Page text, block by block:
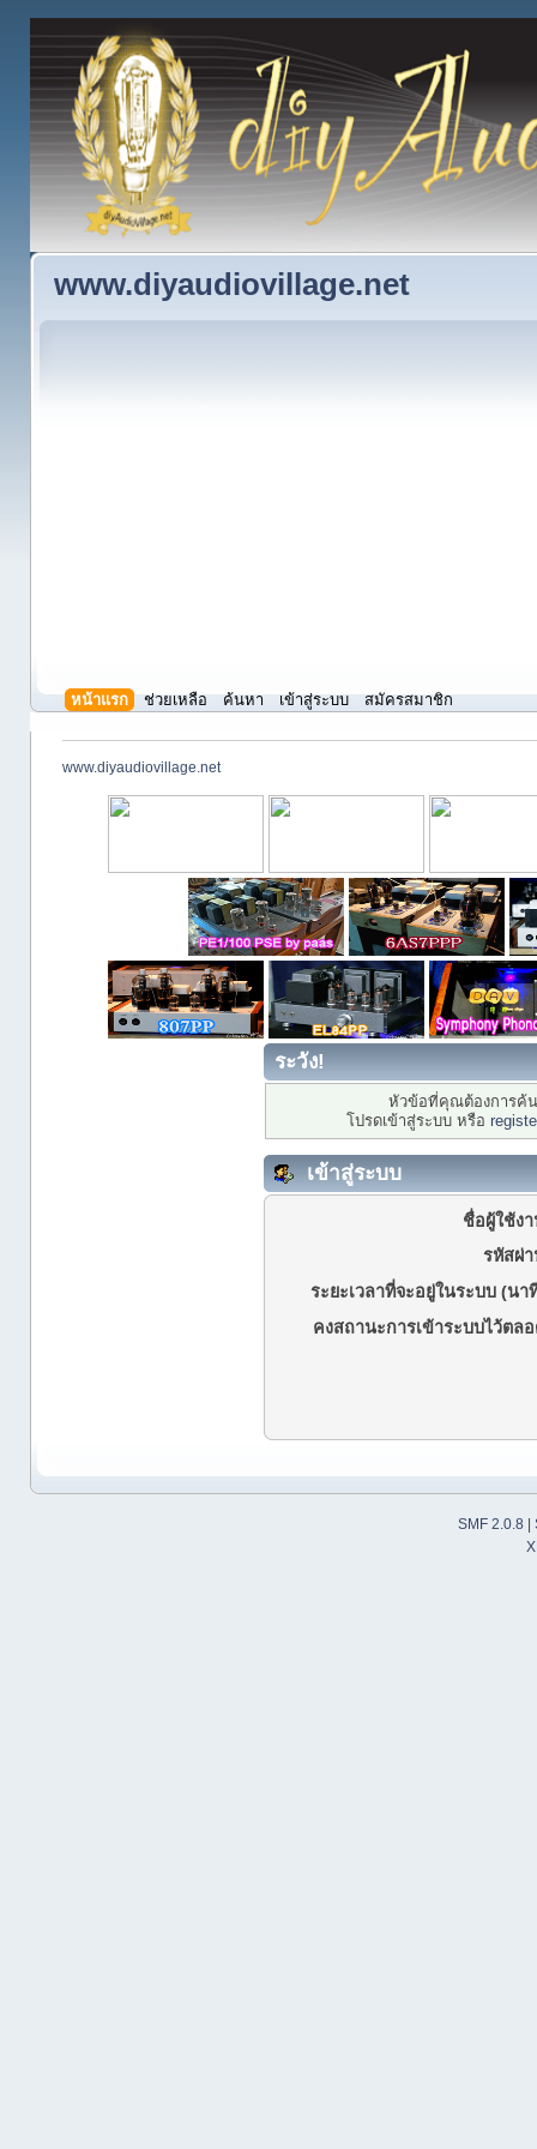
www.diyaudiovillage.net
หน้าแรก ช่วยเหลือ ค้นหา เข้าสู่ระบบ สมัครสมาชิก
www.diyaudiovillage.net
ระวัง!
หัวข้อที่คุณต้องการค้
โปรดเข้าสู่ระบบ หรือ
เข้าสู่ระบบ
ชื่อผู้ใช้ง
รหัสผ่
ระยะเวลาที่จะอยู่ในระบบ (นา
คงสถานะการเข้าระบบไว้ตล
SMF 2.0.8